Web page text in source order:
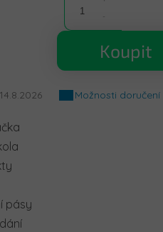
Koupit
14.8.2026 Možnosti doručení
pásy